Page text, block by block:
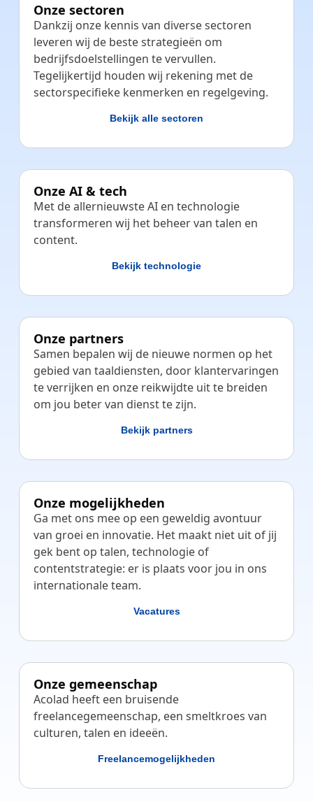
Onze sectoren
Dankzij onze kennis van diverse sectoren
leveren wij de beste strategieën om
bedrijfsdoelstellingen te vervullen.
Tegelijkertijd houden wij rekening met de
sectorspecifieke kenmerken en regelgeving.
Bekijk alle sectoren
Onze AI & tech
Met de allernieuwste AI en technologie
transformeren wij het beheer van talen en
content.
Bekijk technologie
Onze partners
Samen bepalen wij de nieuwe normen op het
gebied van taaldiensten, door klantervaringen
te verrijken en onze reikwijdte uit te breiden
om jou beter van dienst te zijn.
Bekijk partners
Onze mogelijkheden
Ga met ons mee op een geweldig avontuur
van groei en innovatie. Het maakt niet uit of jij
gek bent op talen, technologie of
contentstrategie: er is plaats voor jou in ons
internationale team.
Vacatures
Onze gemeenschap
Acolad heeft een bruisende
freelancegemeenschap, een smeltkroes van
culturen, talen en ideeën.
Freelancemogelijkheden